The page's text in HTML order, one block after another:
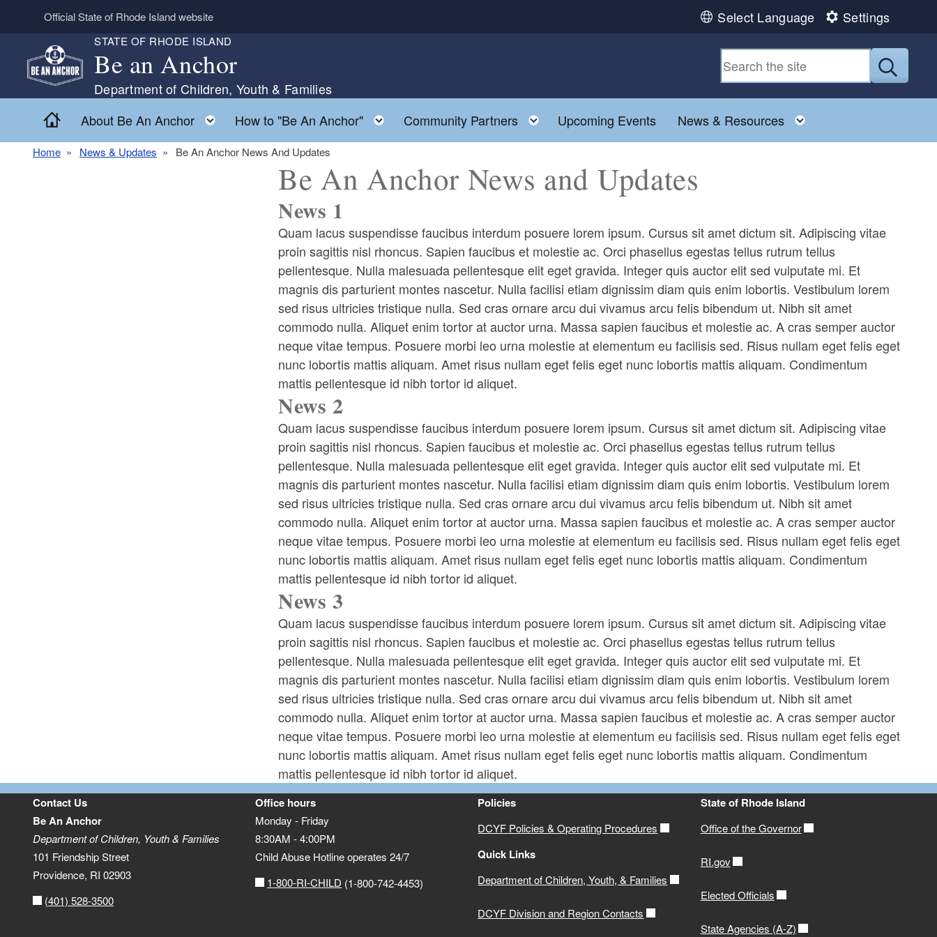
Skip to main content
Official State of Rhode Island website Select Language Settings
STATE OF RHODE ISLAND
Be an Anchor
Department of Children, Youth & Families
Home
About Be An Anchor Toggle child menu
How to "Be An Anchor" Toggle child menu
Community Partners Toggle child menu
Upcoming Events News & Resources
Home News & Updates Be An Anchor News And Updates
Be An Anchor News and Updates
News 1
Quam lacus suspendisse faucibus interdum posuere lorem ipsum. Cursus sit amet dictum sit. Adipiscing vitae
proin sagittis nisl rhoncus. Sapien faucibus et molestie ac. Orci phasellus egestas tellus rutrum tellus
pellentesque. Nulla malesuada pellentesque elit eget gravida. Integer quis auctor elit sed vulputate mi. Et
magnis dis parturient montes nascetur. Nulla facilisi etiam dignissim diam quis enim lobortis. Vestibulum lorem
sed risus ultricies tristique nulla. Sed cras ornare arcu dui vivamus arcu felis bibendum ut. Nibh sit amet
commodo nulla. Aliquet enim tortor at auctor urna. Massa sapien faucibus et molestie ac. A cras semper auctor
neque vitae tempus. Posuere morbi leo urna molestie at elementum eu facilisis sed. Risus nullam eget felis eget
nunc lobortis mattis aliquam. Amet risus nullam eget felis eget nunc lobortis mattis aliquam. Condimentum
mattis pellentesque id nibh tortor id aliquet.
News 2
Quam lacus suspendisse faucibus interdum posuere lorem ipsum. Cursus sit amet dictum sit. Adipiscing vitae
proin sagittis nisl rhoncus. Sapien faucibus et molestie ac. Orci phasellus egestas tellus rutrum tellus
pellentesque. Nulla malesuada pellentesque elit eget gravida. Integer quis auctor elit sed vulputate mi. Et
magnis dis parturient montes nascetur. Nulla facilisi etiam dignissim diam quis enim lobortis. Vestibulum lorem
sed risus ultricies tristique nulla. Sed cras ornare arcu dui vivamus arcu felis bibendum ut. Nibh sit amet
commodo nulla. Aliquet enim tortor at auctor urna. Massa sapien faucibus et molestie ac. A cras semper auctor
neque vitae tempus. Posuere morbi leo urna molestie at elementum eu facilisis sed. Risus nullam eget felis eget
nunc lobortis mattis aliquam. Amet risus nullam eget felis eget nunc lobortis mattis aliquam. Condimentum
mattis pellentesque id nibh tortor id aliquet.
News 3
Quam lacus suspendisse faucibus interdum posuere lorem ipsum. Cursus sit amet dictum sit. Adipiscing vitae
proin sagittis nisl rhoncus. Sapien faucibus et molestie ac. Orci phasellus egestas tellus rutrum tellus
pellentesque. Nulla malesuada pellentesque elit eget gravida. Integer quis auctor elit sed vulputate mi. Et
magnis dis parturient montes nascetur. Nulla facilisi etiam dignissim diam quis enim lobortis. Vestibulum lorem
sed risus ultricies tristique nulla. Sed cras ornare arcu dui vivamus arcu felis bibendum ut. Nibh sit amet
commodo nulla. Aliquet enim tortor at auctor urna. Massa sapien faucibus et molestie ac. A cras semper auctor
neque vitae tempus. Posuere morbi leo urna molestie at elementum eu facilisis sed. Risus nullam eget felis eget
nunc lobortis mattis aliquam. Amet risus nullam eget felis eget nunc lobortis mattis aliquam. Condimentum
mattis pellentesque id nibh tortor id aliquet.
Contact Us
Be An Anchor
Department of Children, Youth & Families
101 Friendship Street
Providence, RI 02903
(401) 528-3500
Office hours
Monday - Friday
8:30AM - 4:00PM
Child Abuse Hotline operates 24/7
1-800-RI-CHILD (1-800-742-4453)
Policies
DCYF Policies & Operating Procedures
Quick Links
Department of Children, Youth, & Families
DCYF Division and Region Contacts
State of Rhode Island
Office of the Governor
RI.gov
Elected Officials
State Agencies (A-Z)